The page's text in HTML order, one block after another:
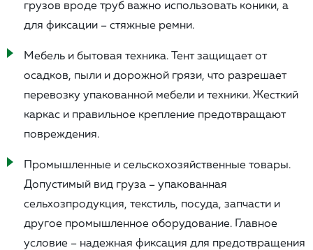
грузов вроде труб важно использовать коники, а
для фиксации – стяжные ремни.
Мебель и бытовая техника. Тент защищает от
осадков, пыли и дорожной грязи, что разрешает
перевозку упакованной мебели и техники. Жесткий
каркас и правильное крепление предотвращают
повреждения.
Промышленные и сельскохозяйственные товары.
Допустимый вид груза – упакованная
сельхозпродукция, текстиль, посуда, запчасти и
другое промышленное оборудование. Главное
условие – надежная фиксация для предотвращения